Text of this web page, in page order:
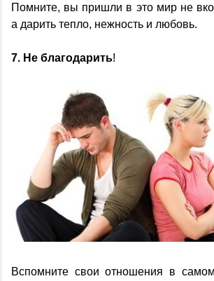
Помните, вы пришли в это мир не
а дарить тепло, нежность и любовь.
7. Не благодарить!
Вспомните свои отношения в